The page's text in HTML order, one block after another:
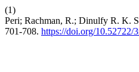
(1)
Peri; Rachman, R.; Dinulfy R. K.
701-708. https://doi.org/10.52722/